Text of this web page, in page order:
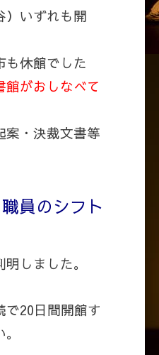
）いずれも開
も休館でした
館がおしなべて
案・決裁文書等
員のシフト
しました。
で20日間開館す